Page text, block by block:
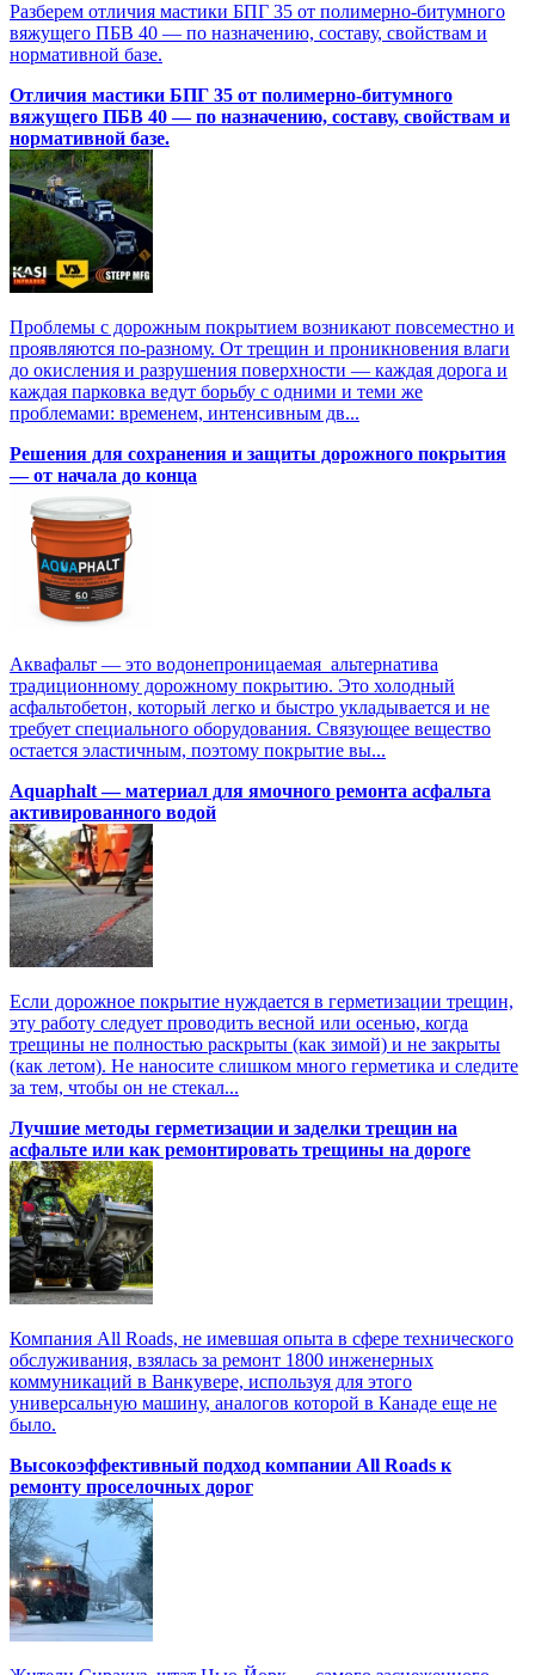
Разберем отличия мастики БПГ 35 от полимерно‑битумного
вяжущего ПБВ 40 — по назначению, составу, свойствам и
нормативной базе.
Отличия мастики БПГ 35 от полимерно‑битумного
вяжущего ПБВ 40 — по назначению, составу, свойствам и
нормативной базе.
Проблемы с дорожным покрытием возникают повсеместно и
проявляются по-разному. От трещин и проникновения влаги
до окисления и разрушения поверхности — каждая дорога и
каждая парковка ведут борьбу с одними и теми же
проблемами: временем, интенсивным дв...
Решения для сохранения и защиты дорожного покрытия
— от начала до конца
Аквафальт — это водонепроницаемая альтернатива
традиционному дорожному покрытию. Это холодный
асфальтобетон, который легко и быстро укладывается и не
требует специального оборудования. Связующее вещество
остается эластичным, поэтому покрытие вы...
Aquaphalt — материал для ямочного ремонта асфальта
активированного водой
Если дорожное покрытие нуждается в герметизации трещин,
эту работу следует проводить весной или осенью, когда
трещины не полностью раскрыты (как зимой) и не закрыты
(как летом). Не наносите слишком много герметика и следите
за тем, чтобы он не стекал...
Лучшие методы герметизации и заделки трещин на
асфальте или как ремонтировать трещины на дороге
Компания All Roads, не имевшая опыта в сфере технического
обслуживания, взялась за ремонт 1800 инженерных
коммуникаций в Ванкувере, используя для этого
универсальную машину, аналогов которой в Канаде еще не
было.
Высокоэффективный подход компании All Roads к
ремонту проселочных дорог